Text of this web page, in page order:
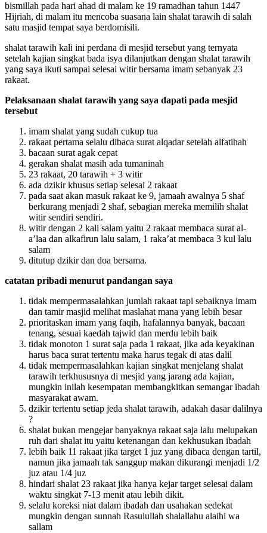
bismillah pada hari ahad di malam ke 19 ramadhan tahun 1447
Hijriah, di malam itu mencoba suasana lain shalat tarawih di salah
satu masjid tempat saya berdomisili.
shalat tarawih kali ini perdana di mesjid tersebut yang ternyata
setelah kajian singkat bada isya dilanjutkan dengan shalat tarawih
yang saya ikuti sampai selesai witir bersama imam sebanyak 23
rakaat.
Pelaksanaan shalat tarawih yang saya dapati pada mesjid
tersebut
imam shalat yang sudah cukup tua
rakaat pertama selalu dibaca surat alqadar setelah alfatihah
bacaan surat agak cepat
gerakan shalat masih ada tumaninah
23 rakaat, 20 tarawih + 3 witir
ada dzikir khusus setiap selesai 2 rakaat
pada saat akan masuk rakaat ke 9, jamaah awalnya 5 shaf
berkurang menjadi 2 shaf, sebagian mereka memilih shalat
witir sendiri sendiri.
witir dengan 2 kali salam yaitu 2 rakaat membaca surat al-
a’laa dan alkafirun lalu salam, 1 raka’at membaca 3 kul lalu
salam
ditutup dzikir dan doa bersama.
catatan pribadi menurut pandangan saya
tidak mempermasalahkan jumlah rakaat tapi sebaiknya imam
dan tamir masjid melihat maslahat mana yang lebih besar
prioritaskan imam yang faqih, hafalannya banyak, bacaan
tenang, sesuai kaedah tajwid dan merdu lebih baik
tidak monoton 1 surat saja pada 1 rakaat, jika ada keyakinan
harus baca surat tertentu maka harus tegak di atas dalil
tidak mempermasalahkan kajian singkat menjelang shalat
tarawih terkhususnya di mesjid yang jarang ada kajian,
mungkin inilah kesempatan membangkitkan semangar ibadah
masyarakat awam.
dzikir tertentu setiap jeda shalat tarawih, adakah dasar dalilnya
?
shalat bukan mengejar banyaknya rakaat saja lalu melupakan
ruh dari shalat itu yaitu ketenangan dan kekhusukan ibadah
lebih baik 11 rakaat jika target 1 juz yang dibaca dengan tartil,
namun jika jamaah tak sanggup makan dikurangi menjadi 1/2
juz atau 1/4 juz
hindari shalat 23 rakaat jika hanya kejar target selesai dalam
waktu singkat 7-13 menit atau lebih dikit.
selalu koreksi niat dalam ibadah dan usahakan sedekat
mungkin dengan sunnah Rasulullah shalallahu alaihi wa
sallam